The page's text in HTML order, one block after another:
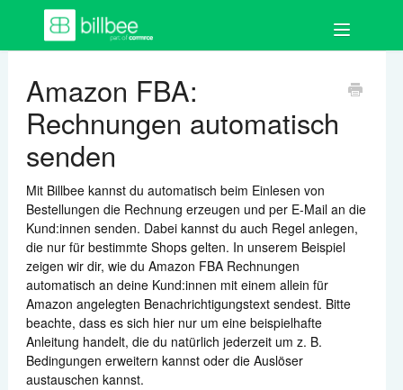
Toggle
Los geht's
Auftragsdokumente
Artikel
Kund:innen
Shops & Marktplätze
Amazon FBA:
Rechnungen automatisch
senden
Mit Billbee kannst du automatisch beim Einlesen von
Bestellungen die Rechnung erzeugen und per E-Mail an die
Kund:innen senden. Dabei kannst du auch Regel anlegen,
die nur für bestimmte Shops gelten. In unserem Beispiel
zeigen wir dir, wie du Amazon FBA Rechnungen
automatisch an deine Kund:innen mit einem allein für
Amazon angelegten Benachrichtigungstext sendest. Bitte
beachte, dass es sich hier nur um eine beispielhafte
Anleitung handelt, die du natürlich jederzeit um z. B.
Bedingungen erweitern kannst oder die Auslöser
austauschen kannst.